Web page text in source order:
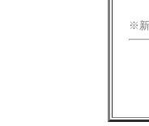
※新